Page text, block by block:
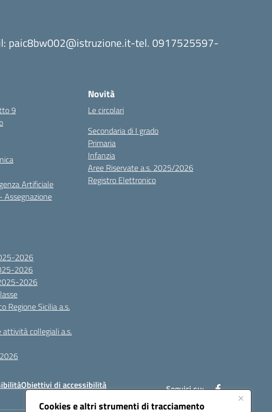
Cookies e altri strumenti di tracciamento
paic8bw002@istruzione.it-tel. 0917525597-
9
Artificiale
Assegnazione
2026
2026
2026
Regione Sicilia a.s.
attività collegiali a.s.
Novità
Le circolari
Secondaria di I grado
Primaria
Infanzia
Aree Riservate a.s. 2025/2026
Registro Elettronico
Obiettivi di accessibilità Seguici su: